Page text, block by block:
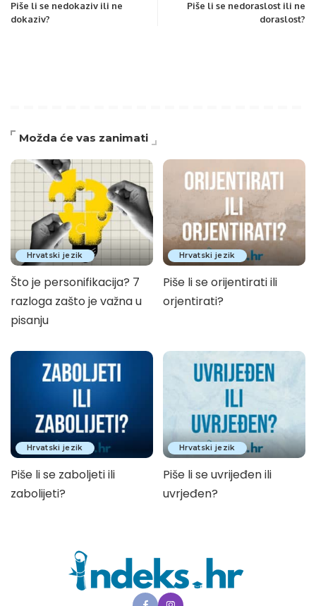
Piše li se nedokaziv ili ne
dokaziv?
Piše li se nedoraslost ili ne
doraslost?
Možda će vas zanimati
Hrvatski jezik
Što je personifikacija? 7
razloga zašto je važna u
pisanju
Hrvatski jezik
Piše li se orijentirati ili
orjentirati?
Hrvatski jezik
Piše li se zaboljeti ili
zabolijeti?
Hrvatski jezik
Piše li se uvrijeđen ili
uvrjeđen?